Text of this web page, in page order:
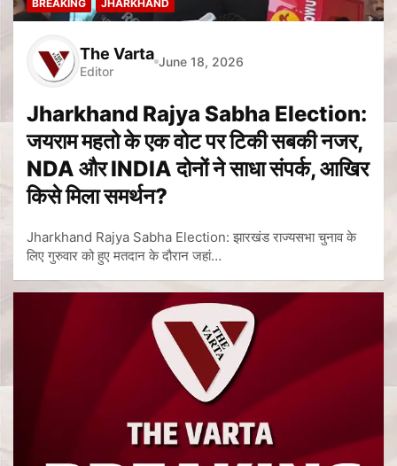
BREAKING JHARKHAND
The Varta
Editor
June 18, 2026
Jharkhand Rajya Sabha Election:
जयराम महतो के एक वोट पर टिकी सबकी नजर,
NDA और INDIA दोनों ने साधा संपर्क, आखिर
किसे मिला समर्थन?
Jharkhand Rajya Sabha Election: झारखंड राज्यसभा चुनाव के
लिए गुरुवार को हुए मतदान के दौरान जहां…